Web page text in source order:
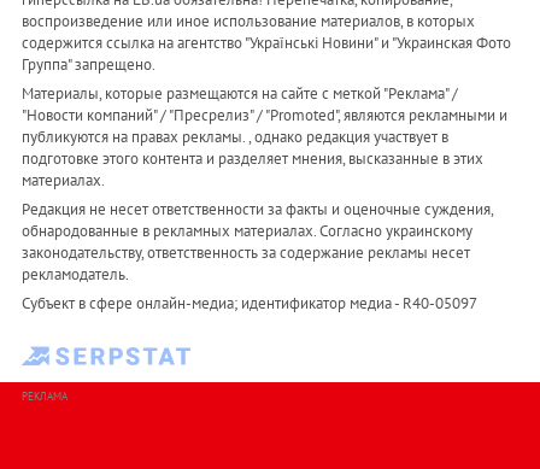
воспроизведение или иное использование материалов, в которых
содержится ссылка на агентство "Українськi Новини" и "Украинская Фото
Группа" запрещено.
Материалы, которые размещаются на сайте с меткой "Реклама" /
"Новости компаний" / "Пресрелиз" / "Promoted", являются рекламными и
публикуются на правах рекламы. , однако редакция участвует в
подготовке этого контента и разделяет мнения, высказанные в этих
материалах.
Редакция не несет ответственности за факты и оценочные суждения,
обнародованные в рекламных материалах. Согласно украинскому
законодательству, ответственность за содержание рекламы несет
рекламодатель.
Субъект в сфере онлайн-медиа; идентификатор медиа - R40-05097
РЕКЛАМА